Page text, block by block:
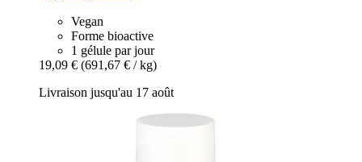
Vegan
Forme bioactive
1 gélule par jour
19,09 € (691,67 € / kg)
Livraison jusqu'au 17 août